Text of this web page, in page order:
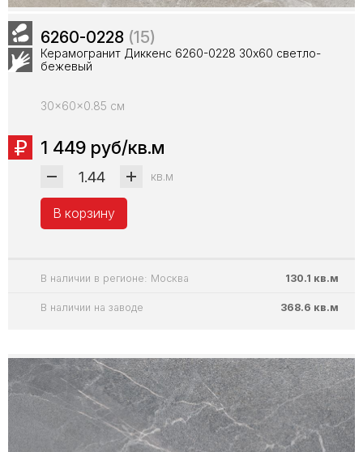
6260-0228 (15)
Керамогранит Диккенс 6260-0228 30х60 светло-
бежевый
30x60x0.85 см
1 449 руб/кв.м
кв.м
В корзину
В наличии в регионе: Москва 130.1 кв.м
В наличии на заводе 368.6 кв.м